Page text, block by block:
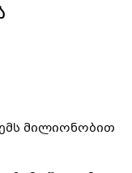
მილიონობით